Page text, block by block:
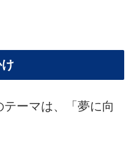
ーマは、「夢に向